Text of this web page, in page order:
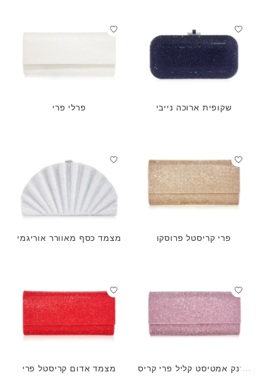
שקופית ארוכה נייבי פרלי פרי
פרי קריסטל פרוסקו מצמד כסף מאוורר אוריגמי
ארנק אמטיסט קליל פרי קריס
מצמד אדום קריסטל פרי